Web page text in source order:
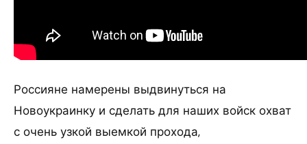
Россияне намерены выдвинуться на
Новоукраинку и сделать для наших войск охват
с очень узкой выемкой прохода,